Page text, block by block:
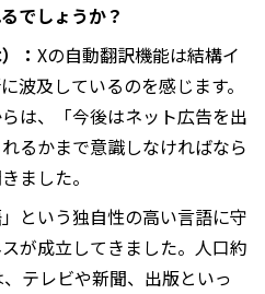
でしょうか？
： Xの自動翻訳機能は結構イ
波及しているのを感じます。
は、「今後はネット広告を出
るかまで意識しなければなら
ました。
という独自性の高い言語に守
が成立してきました。人口約
テレビや新聞、出版といっ